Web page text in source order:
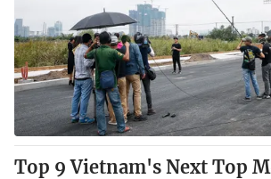
VTV4 Vươn
VTV9 VTV8
Liên hệ tòa soạn English
Top 9 Vietnam's Next Top